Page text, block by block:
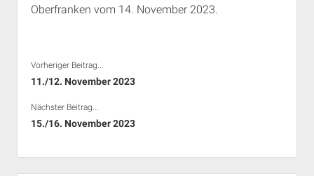
Rechte Termine München
Über a.i.d.a.
Kontakt & PGP-Key
Oberfranken vom 14. November 2023.
Vorheriger Beitrag...
11./12. November 2023
Nächster Beitrag...
15./16. November 2023